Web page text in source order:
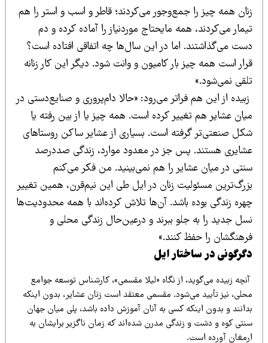
همه چیز را جمع‌وجور می‌کردند؛ قاطر و اسب و استر را هم
می‌کردند، همه مایحتاج موردنیاز را آماده کرده و دم
می‌گذاشتند. اما در این سال‌ها چه اتفاقی افتاده است؟
است همه چیز بار کامیون و وانت شود. دیگر این کار زنانه
نمی‌شود.»
از این هم فراتر می‌رود: «حالا دام‌پروری و صنایع‌دستی در
عشایر هم تغییر کرده است. همه چیز یا از بین رفته یا
صنعتی‌تر گرفته است. بسیاری از عشایر ساکن روستاهای
هستند. پس جز در معدود موارد، زندگی صددرصد
در میان عشایر را هم نمی‌بینید. من فکر می‌کنم
مسئولیت زنان در ایل طی این نیم‌قرن، همین تغییر
زندگی بوده باشد. آن‌ها تلاش کرده‌اند با همه محدودیت‌ها
جدید را به جلو ببرند و درعین‌حال زندگی محلی و
را حفظ کنند.»
در ساختار ایل
زبیده می‌گوید، از نگاه «لیلا مقسمی»، کارشناس توسعه جوامع
نیز تأیید می‌شود. مقسمی معتقد است زنان عشایر، بدون اینکه
و بدون اینکه کسی به آنان آموزش داده باشد، پلی میان جهان
کوه و دشت و زندگی مدرن شده‌اند که زمان ناگزیر برایشان به
آورده است.